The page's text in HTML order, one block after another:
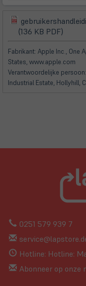
(öffnet
in
neuem
Tab)
(136 KB PDF)
in
neuem
Tab)
Fabrikant: Apple Inc., One
States, www.apple.com
Verantwoordelijke
Industrial Estate, Hollyhill,
0251 579 939 7
Hotline: Hotline:
Abonneer op onze